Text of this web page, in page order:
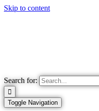
Skip to content
Search for:
Toggle Navigation